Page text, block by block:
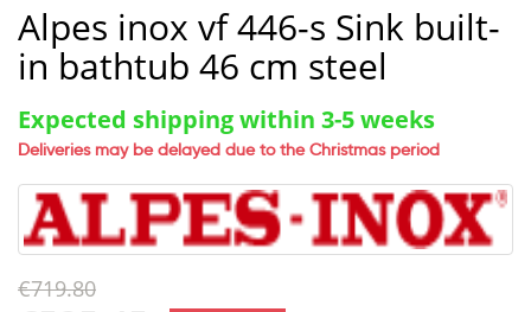
Alpes inox vf 446-s Sink built-
in bathtub 46 cm steel
Expected shipping within 3-5 weeks
Deliveries may be delayed due to the Christmas period
€719.80